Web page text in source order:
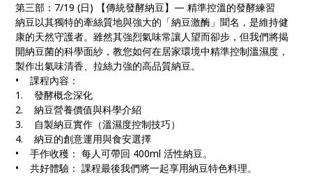
第三部：7/19 (日) 【傳統發酵納豆】— 精準控溫的發酵練習
納豆以其獨特的牽絲質地與強大的「納豆激酶」聞名，是維持健
康的天然守護者。雖然其強烈氣味常讓人望而卻步，但我們將揭
開納豆菌的科學面紗，教您如何在居家環境中精準控制溫濕度，
製作出氣味清香、拉絲力強的高品質納豆。
• 課程內容：
1. 發酵概念深化
2. 納豆營養價值與科學介紹
3. 自製納豆實作（溫濕度控制技巧）
4. 納豆的創意運用與食安選擇
• 手作收穫： 每人可帶回 400ml 活性納豆。
• 共好體驗： 課程最後我們將一起享用納豆特色料理。